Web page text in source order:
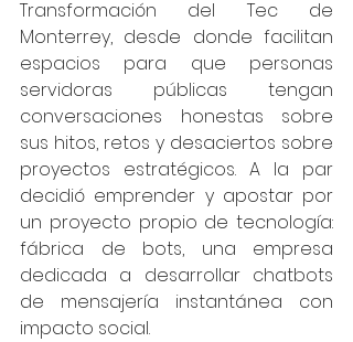
Transformación del Tec de
Monterrey, desde donde facilitan
espacios para que personas
servidoras públicas tengan
conversaciones honestas sobre
sus hitos, retos y desaciertos sobre
proyectos estratégicos. A la par
decidió emprender y apostar por
un proyecto propio de tecnología:
fábrica de bots, una empresa
dedicada a desarrollar chatbots
de mensajería instantánea con
impacto social.